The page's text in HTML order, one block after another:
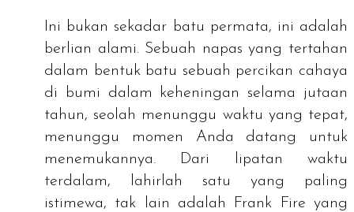
Ini bukan sekadar batu permata, ini adalah
berlian alami. Sebuah napas yang tertahan
dalam bentuk batu sebuah percikan cahaya
di bumi dalam keheningan selama jutaan
tahun, seolah menunggu waktu yang tepat,
menunggu momen Anda datang untuk
menemukannya. Dari lipatan waktu
terdalam, lahirlah satu yang paling
istimewa, tak lain adalah Frank Fire yang